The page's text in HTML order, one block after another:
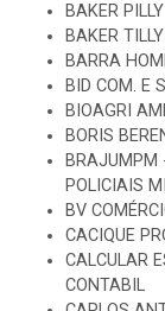
BAKER
BAKER
BARRA
BID COM. E
BIOAGRI
BORIS
BRAJUMPM
POLICIAIS
BV
CACIQUE
CALCULAR
CONTABIL